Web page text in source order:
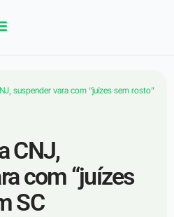
suspender vara com “juízes sem rosto”
CNJ,
com “juízes
SC